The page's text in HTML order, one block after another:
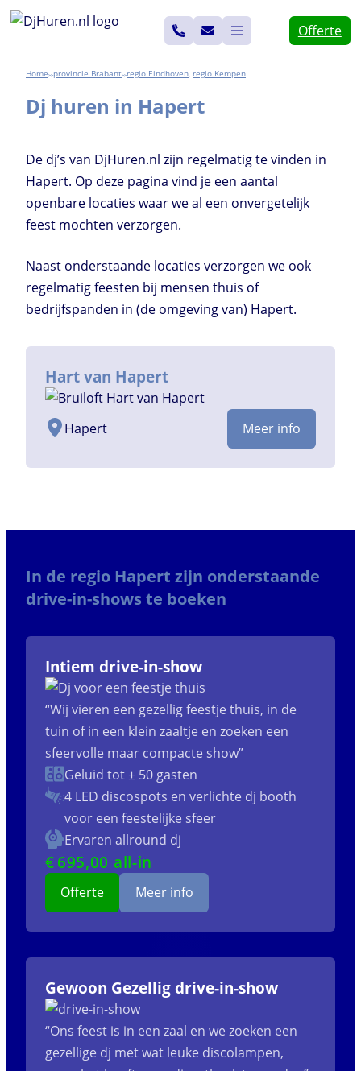
Ga
inhoud
Offerte
Home>> Brabant>> Eindhoven, Kempen
Dj huren in Hapert
De dj’s van DjHuren.nl zijn regelmatig te vinden in
Hapert. Op deze pagina vind je een aantal
openbare locaties waar we al een onvergetelijk
feest mochten verzorgen.
Naast onderstaande locaties verzorgen we ook
regelmatig feesten bij mensen thuis of
bedrijfspanden in (de omgeving van) Hapert.
Hart van Hapert
Hapert Meer info
In de regio Hapert zijn onderstaande
drive-in-shows te boeken
Intiem drive-in-show
“Wij vieren een gezellig feestje thuis, in de
tuin of in een klein zaaltje en zoeken een
sfeervolle maar compacte show”
Geluid tot ± 50 gasten
4 LED discospots en verlichte dj booth
voor een feestelijke sfeer
Ervaren allround dj
€ 695,00 all-in
Offerte Meer info
Gewoon Gezellig drive-in-show
“Ons feest is in een zaal en we zoeken een
gezellige dj met wat leuke discolampen,